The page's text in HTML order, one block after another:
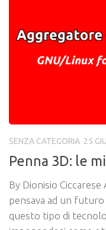
SENZA CATEGORIA 25
Penna 3D: le
By Dionisio
pensava ad un
questo tipo di